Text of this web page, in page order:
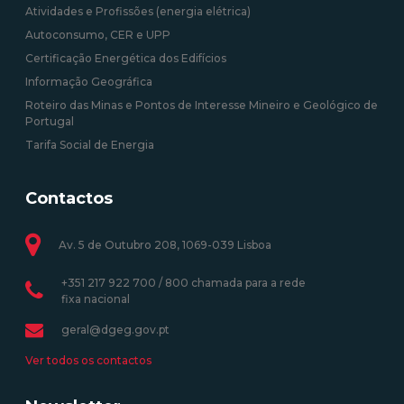
Atividades e Profissões (energia elétrica)
Autoconsumo, CER e UPP
Certificação Energética dos Edifícios
Informação Geográfica
Roteiro das Minas e Pontos de Interesse Mineiro e Geológico de
Portugal
Tarifa Social de Energia
Contactos
Av. 5 de Outubro 208, 1069-039 Lisboa
+351 217 922 700 / 800 chamada para a rede
fixa nacional
geral@dgeg.gov.pt
Ver todos os contactos